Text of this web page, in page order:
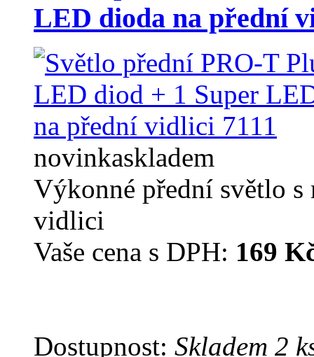
LED dioda na přední
novinkaskladem
Výkonné přední světlo s
vidlici
Vaše cena s DPH: 169
Dostupnost: Skladem 2